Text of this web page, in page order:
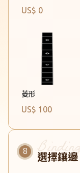
US$ 0
菱形
US$ 100
選擇鑲